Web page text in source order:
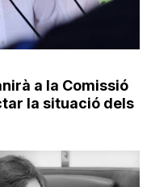
a la Comissió
la situació dels